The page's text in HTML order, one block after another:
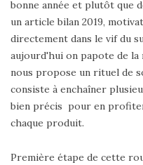
bonne année et plutôt que
un article bilan 2019,
directement dans le vif du
aujourd'hui on papote de
nous propose un rituel de
consiste à enchaîner
bien précis pour en
chaque produit.
Première étape de cette